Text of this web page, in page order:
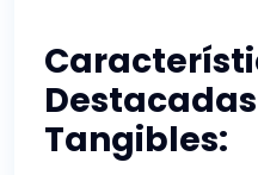
Tangibles: